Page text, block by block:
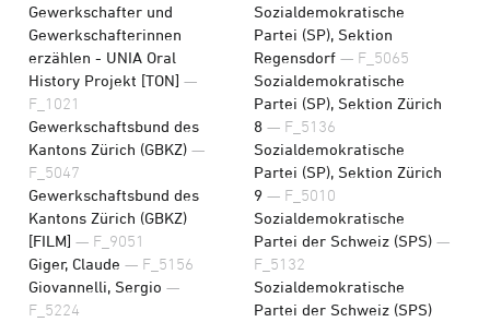
Gewerkschafter und
Gewerkschafterinnen
erzählen - UNIA Oral
History Projekt [TON] —
F_1021
Gewerkschaftsbund des
Kantons Zürich (GBKZ) —
F_5047
Gewerkschaftsbund des
Kantons Zürich (GBKZ)
[FILM] — F_9051
Giger, Claude — F_5156
Giovannelli, Sergio —
F_5224
Sozialdemokratische
Partei (SP), Sektion
Regensdorf — F_5065
Sozialdemokratische
Partei (SP), Sektion Zürich
8 — F_5136
Sozialdemokratische
Partei (SP), Sektion Zürich
9 — F_5010
Sozialdemokratische
Partei der Schweiz (SPS) —
F_5132
Sozialdemokratische
Partei der Schweiz (SPS)